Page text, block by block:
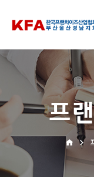
프